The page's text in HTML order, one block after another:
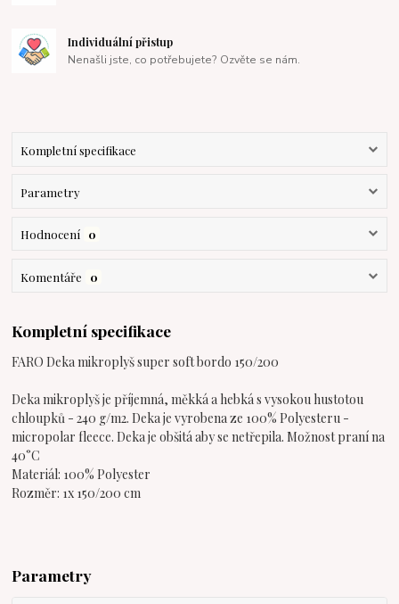
Individuální přistup
Nenašli jste, co potřebujete? Ozvěte se nám.
Kompletní specifikace
Parametry
Hodnocení 0
Komentáře 0
Kompletní specifikace
FARO Deka mikroplyš super soft bordo 150/200
Deka mikroplyš je příjemná, měkká a hebká s vysokou hustotou
chloupků - 240 g/m2. Deka je vyrobena ze 100% Polyesteru -
micropolar fleece. Deka je obšitá aby se netřepila. Možnost praní na
40°C
Materiál: 100% Polyester
Rozměr: 1x 150/200 cm
Parametry